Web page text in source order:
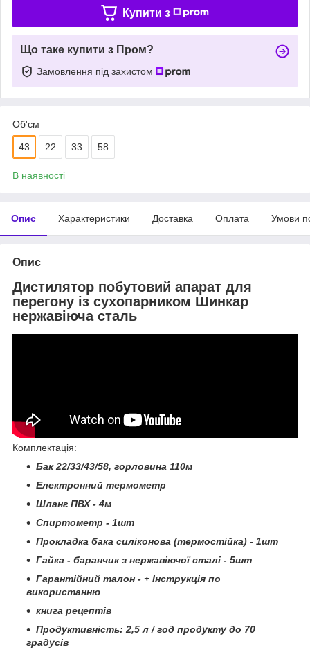
Купити з
Що таке купити з Пром?
Замовлення під захистом
Об'єм
43 22 33 58
В наявності
Опис Характеристики Доставка Оплата Умови
Опис
Дистилятор побутовий апарат для
перегону із сухопарником Шинкар
нержавіюча сталь
Комплектація:
Бак 22/33/43/58, горловина 110м
Електронний термометр
Шланг ПВХ - 4м
Спиртометр - 1шт
Прокладка бака силіконова (термостійка) - 1шт
Гайка - баранчик з нержавіючої сталі - 5шт
Гарантійний талон - + Інструкція по
використанню
книга рецептів
Продуктивність: 2,5 л / год продукту до 70
градусів